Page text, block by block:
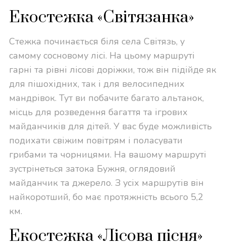
Екостежка «Світязанка»
Стежка починається біля села Світязь, у
самому сосновому лісі. На цьому маршруті
гарні та рівні лісові доріжки, тож він підійде як
для пішохідних, так і для велосипедних
мандрівок. Тут ви побачите багато альтанок,
місць для розведення багаття та ігрових
майданчиків для дітей. У вас буде можливість
подихати свіжим повітрям і поласувати
грибами та чорницями. На вашому маршруті
зустрінеться затока Бужня, оглядовий
майданчик та джерело. З усіх маршрутів він
найкоротший, бо має протяжність всього 5,2
км.
Екостежка «Лісова пісня»